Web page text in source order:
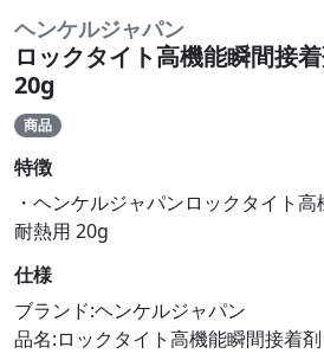
ヘンケルジャパン
ロックタイト高機能瞬間接
20g
商品
特徴
・ヘンケルジャパンロックタイト
耐熱用 20g
仕様
ブランド:ヘンケルジャパン
品名:ロックタイト高機能瞬間接着